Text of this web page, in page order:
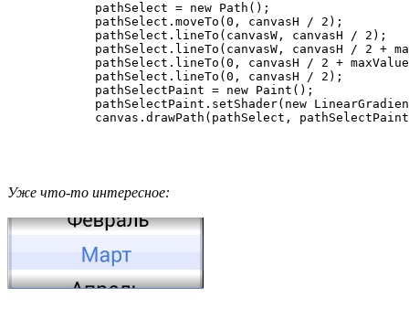
            pathSelect = new Path();
            pathSelect.moveTo(0, canvasH / 2);
            pathSelect.lineTo(canvasW, canvasH / 2);
pathSelect.lineTo(canvasW, canvasH / 2 +
pathSelect.lineTo(0, canvasH / 2 +
            pathSelect.lineTo(0, canvasH / 2);
            pathSelectPaint = new Paint();
pathSelectPaint.setShader(new
Уже что-то интересное: